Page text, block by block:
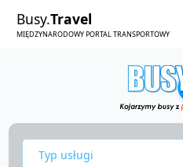
Busy.Travel
MIĘDZYNARODOWY PORTAL TRANSPORTOWY
Typ usługi